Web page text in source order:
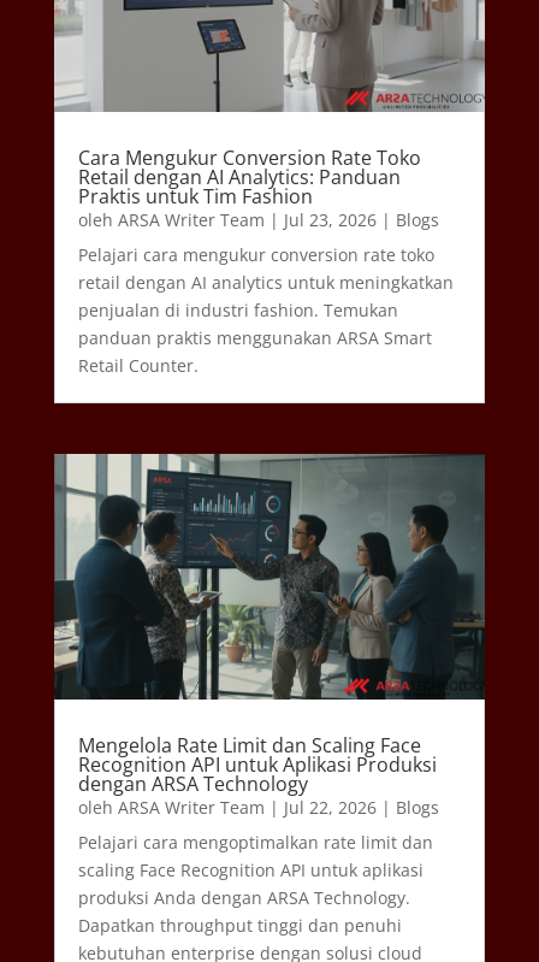
Cara Mengukur Conversion Rate Toko
Retail dengan AI Analytics: Panduan
Praktis untuk Tim Fashion
oleh ARSA Writer Team | Jul 23, 2026| Blogs
Pelajari cara mengukur conversion rate toko
retail dengan AI analytics untuk meningkatkan
penjualan di industri fashion. Temukan
panduan praktis menggunakan ARSA Smart
Retail Counter.
Mengelola Rate Limit dan Scaling Face
Recognition API untuk Aplikasi Produksi
dengan ARSA Technology
oleh ARSA Writer Team | Jul 22, 2026| Blogs
Pelajari cara mengoptimalkan rate limit dan
scaling Face Recognition API untuk aplikasi
produksi Anda dengan ARSA Technology.
Dapatkan throughput tinggi dan penuhi
kebutuhan enterprise dengan solusi cloud